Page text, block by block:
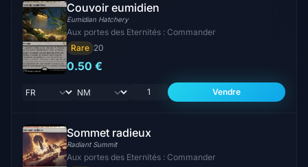
Couvoir eumidien
Eumidian Hatchery
Aux portes des Eternités : Commander
Rare 20
0.50 €
Vendre
Sommet radieux
Radiant Summit
Aux portes des Eternités : Commander